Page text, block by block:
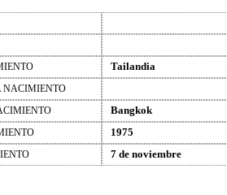
Tailandia
NACIMIENTO
Bangkok
1975
7 de noviembre